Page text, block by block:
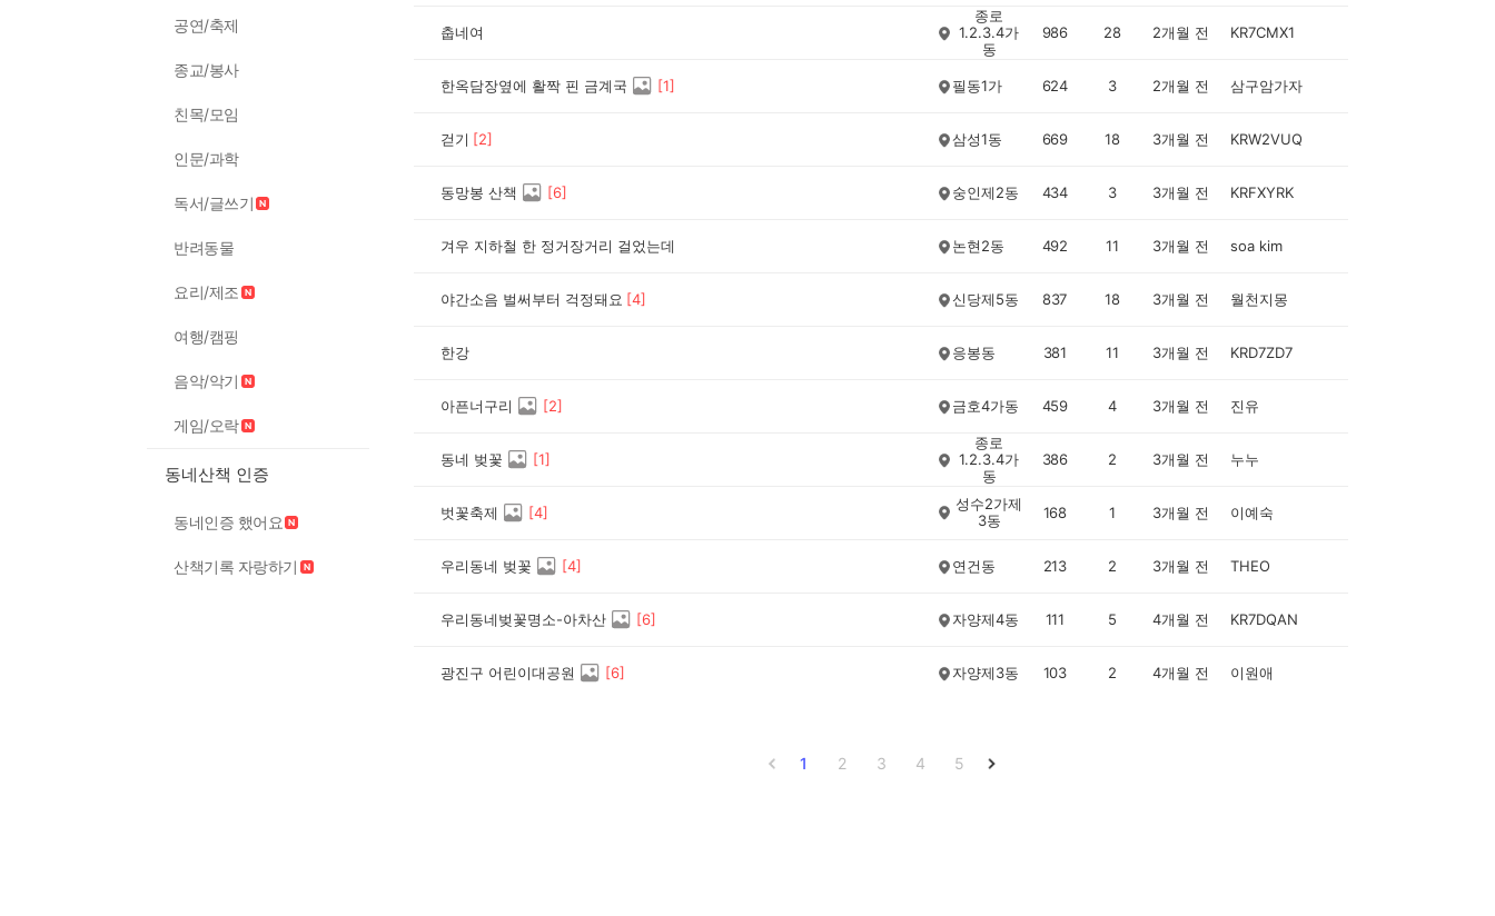
공연/축제
종교/봉사
친목/모임
인문/과학
독서/글쓰기
반려동물
요리/제조
여행/캠핑
음악/악기
게임/오락
동네산책 인증
동네인증 했어요
산책기록 자랑하기
춥네여
종로
1.2.3.4가
동
986 28 2개월 전 KR7CMX1
한옥담장옆에 활짝 핀 금계국 [1] 필동1가 624 3 2개월 전 삼구암가자
걷기 [2] 삼성1동 669 18 3개월 전 KRW2VUQ
동망봉 산책 [6] 숭인제2동 434 3 3개월 전 KRFXYRK
겨우 지하철 한 정거장거리 걸었는데 논현2동 492 11 3개월 전 soa kim
야간소음 벌써부터 걱정돼요 [4] 신당제5동 837 18 3개월 전 월천지몽
한강 응봉동 381 11 3개월 전 KRD7ZD7
아픈너구리 [2] 금호4가동 459 4 3개월 전 진유
동네 벚꽃 [1]
종로
1.2.3.4가
동
386 2 3개월 전 누누
벗꽃축제 [4]
성수2가제
3동
168 1 3개월 전 이예숙
우리동네 벚꽃 [4] 연건동 213 2 3개월 전 THEO
우리동네벚꽃명소-아차산 [6] 자양제4동 111 5 4개월 전 KR7DQAN
광진구 어린이대공원 [6] 자양제3동 103 2 4개월 전 이원애
1 2 3 4 5